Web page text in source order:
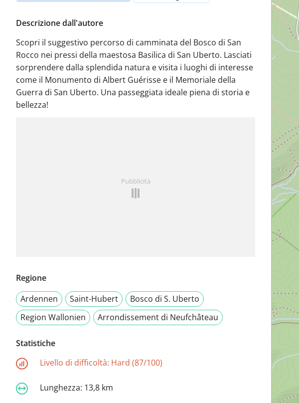
Descrizione dall'autore
Scopri il suggestivo percorso di camminata del Bosco di San
Rocco nei pressi della maestosa Basilica di San Uberto. Lasciati
sorprendere dalla splendida natura e visita i luoghi di interesse
come il Monumento di Albert Guérisse e il Memoriale della
Guerra di San Uberto. Una passeggiata ideale piena di storia e
bellezza!
Pubblicità
Regione
Ardennen
Saint-Hubert
Bosco di S. Uberto
Region Wallonien
Arrondissement di Neufchâteau
Statistiche
Livello di difficoltà: Hard (87/100)
Lunghezza: 13,8 km